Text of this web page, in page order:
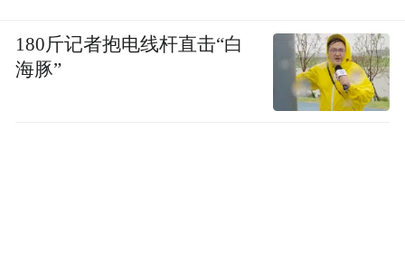
180斤记者抱电线杆直击“白
海豚”